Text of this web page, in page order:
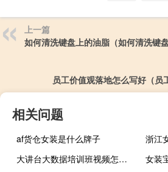
上一篇
如何清洗键盘上的油脂（如何清洗键盘
员工价值观落地怎么写好（员
相关问题
af货仓女装是什么牌子
浙江
大讲台大数据培训班视频怎么样
女装